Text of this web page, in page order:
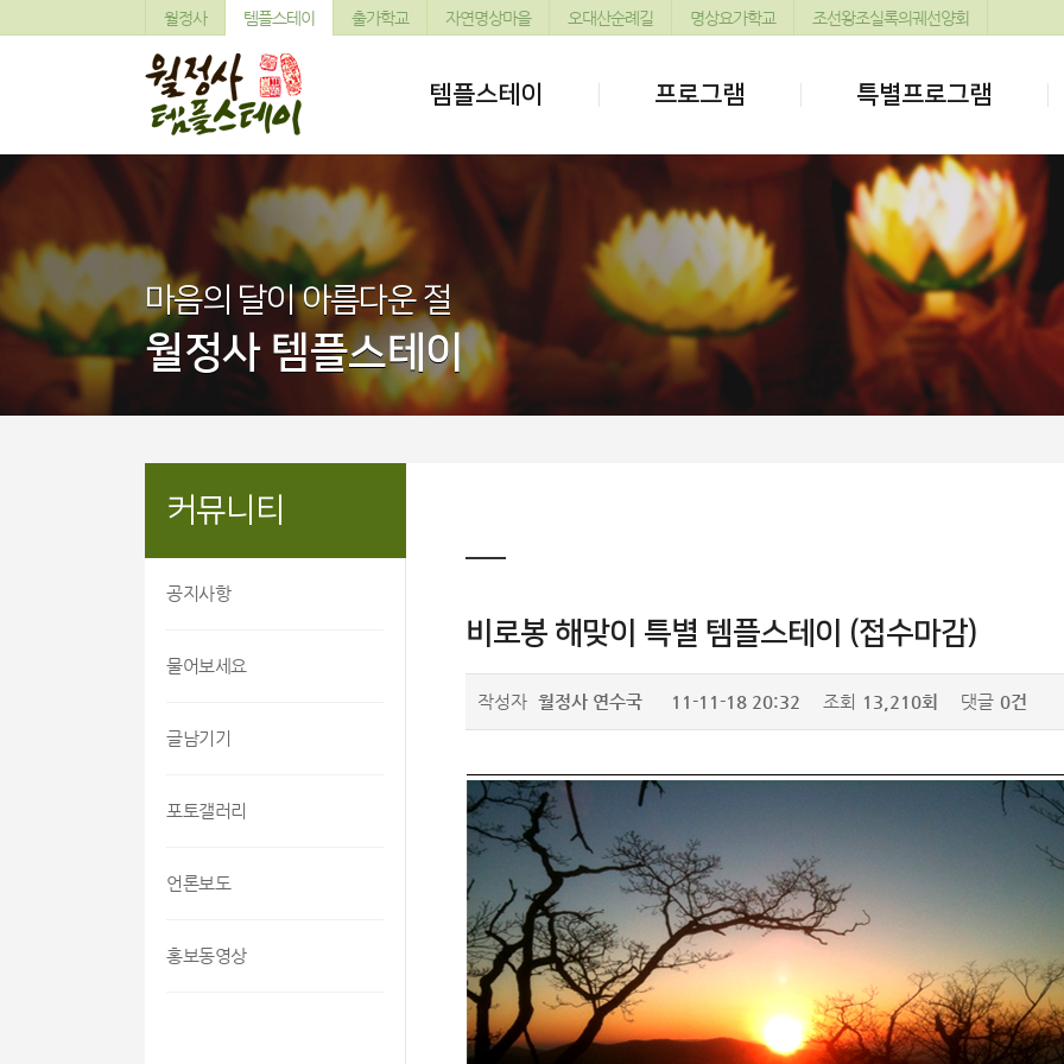
월정사 템플스테이 출가학교 자연명상마을 오대산순례길 명상요가학교 조선왕조실록의궤선양회
템플스테이 프로그램 특별프로그램
마음의 달이 아름다운 절
월정사 템플스테이
커뮤니티
공지사항
물어보세요
글남기기
포토갤러리
언론보도
홍보동영상
비로봉 해맞이 특별 템플스테이 (접수마감)
작성자 월정사 연수국 11-11-18 20:32 조회 13,210회 댓글 0건